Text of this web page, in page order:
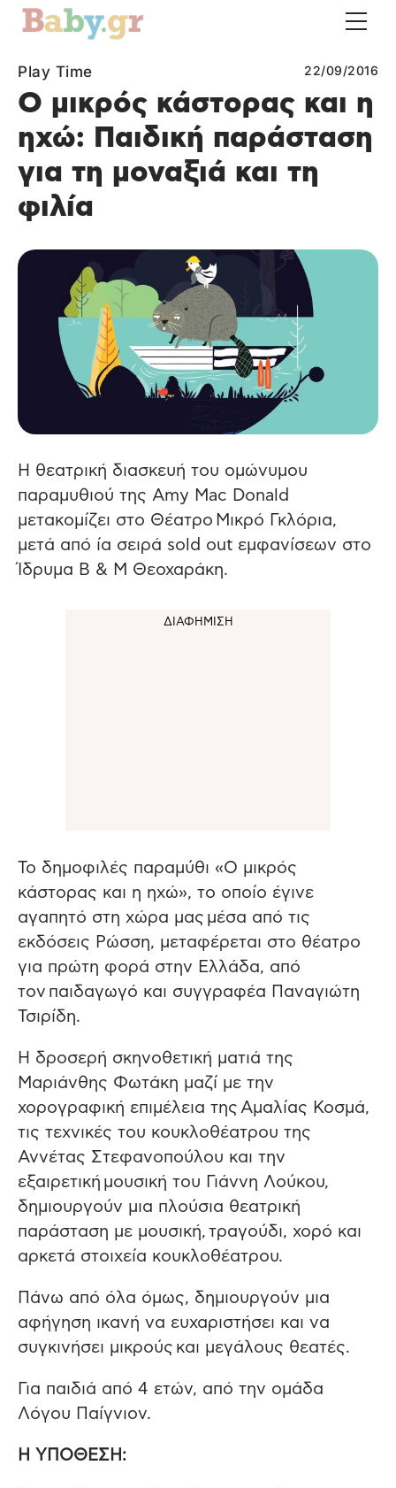
Play Time 22/09/2016
Ο μικρός κάστορας και η
ηχώ: Παιδική παράσταση
για τη μοναξιά και τη
φιλία
Η θεατρική διασκευή του ομώνυμου
παραμυθιού της Amy Mac Donald
μετακομίζει στο Θέατρο Μικρό Γκλόρια,
μετά από ία σειρά sold out εμφανίσεων στο
Ίδρυμα Β & Μ Θεοχαράκη.
Το δημοφιλές παραμύθι «Ο μικρός
κάστορας και η ηχώ», το οποίο έγινε
αγαπητό στη χώρα μας μέσα από τις
εκδόσεις Ρώσση, μεταφέρεται στο θέατρο
για πρώτη φορά στην Ελλάδα, από
τον παιδαγωγό και συγγραφέα Παναγιώτη
Τσιρίδη.
Η δροσερή σκηνοθετική ματιά της
Μαριάνθης Φωτάκη μαζί με την
χορογραφική επιμέλεια της Αμαλίας Κοσμά,
τις τεχνικές του κουκλοθέατρου της
Αννέτας Στεφανοπούλου και την
εξαιρετική μουσική του Γιάννη Λούκου,
δημιουργούν μια πλούσια θεατρική
παράσταση με μουσική, τραγούδι, χορό και
αρκετά στοιχεία κουκλοθέατρου.
Πάνω από όλα όμως, δημιουργούν μια
αφήγηση ικανή να ευχαριστήσει και να
συγκινήσει μικρούς και μεγάλους θεατές.
Για παιδιά από 4 ετών, από την ομάδα
Λόγου Παίγνιον.
Η ΥΠΟΘΕΣΗ: